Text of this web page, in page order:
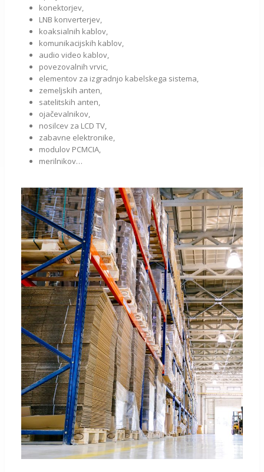
konektorjev,
LNB konverterjev,
koaksialnih kablov,
komunikacijskih kablov,
audio video kablov,
povezovalnih vrvic,
elementov za izgradnjo kabelskega sistema,
zemeljskih anten,
satelitskih anten,
ojačevalnikov,
nosilcev za LCD TV,
zabavne elektronike,
modulov PCMCIA,
merilnikov…